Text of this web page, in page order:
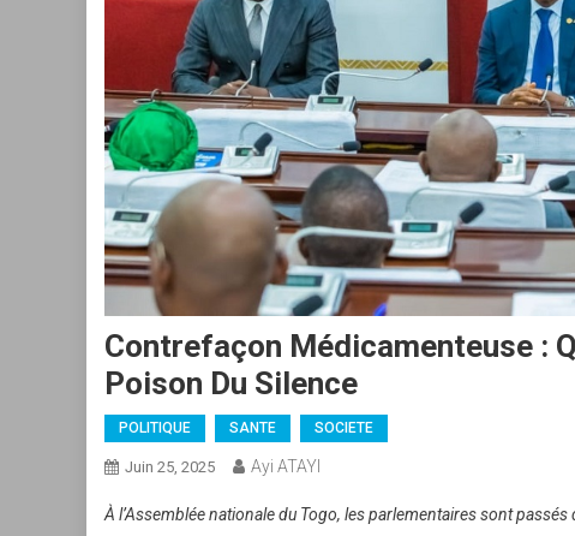
Contrefaçon Médicamenteuse :
Poison Du Silence
POLITIQUE SANTE SOCIETE
Juin 25, 2025 Ayi ATAYI
À l’Assemblée nationale du Togo, les parlementaires sont